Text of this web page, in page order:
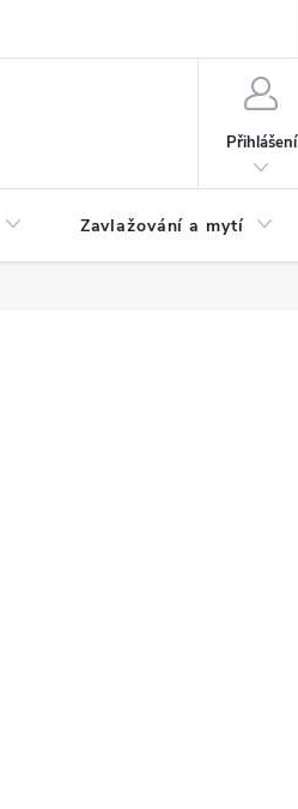
Přihlášení
Zavlažování a mytí